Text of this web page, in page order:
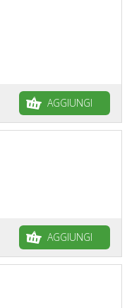
AGGIUNGI
AGGIUNGI